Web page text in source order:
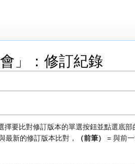
」：修訂紀錄
擇要比對修訂版本的單選按鈕並點選底部
最新的修訂版本比對， （前筆） = 與前